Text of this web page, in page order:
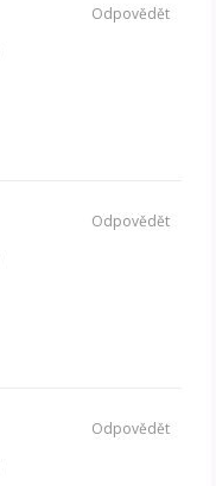
Odpovědět
Odpovědět
Odpovědět